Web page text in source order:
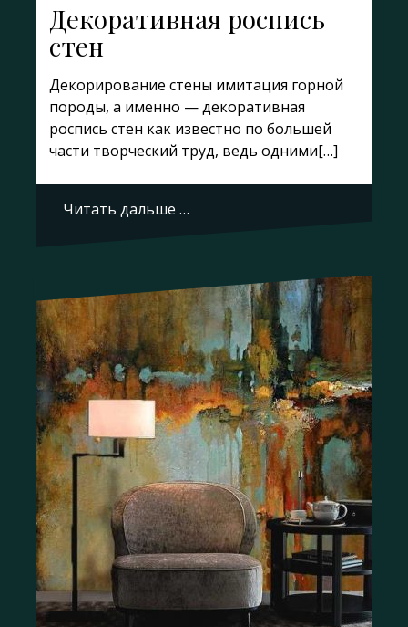
Декоративная роспись
стен
Декорирование стены имитация горной
породы, а именно — декоративная
роспись стен как известно по большей
части творческий труд, ведь одними[…]
Читать дальше …